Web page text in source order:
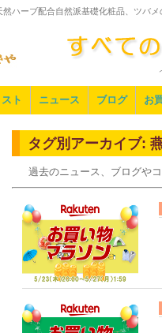
然ハーブ配合自然派基礎化粧品、ツバ
ト ニュース ブログ お
タグ別アーカイブ:
過去のニュース、ブログや